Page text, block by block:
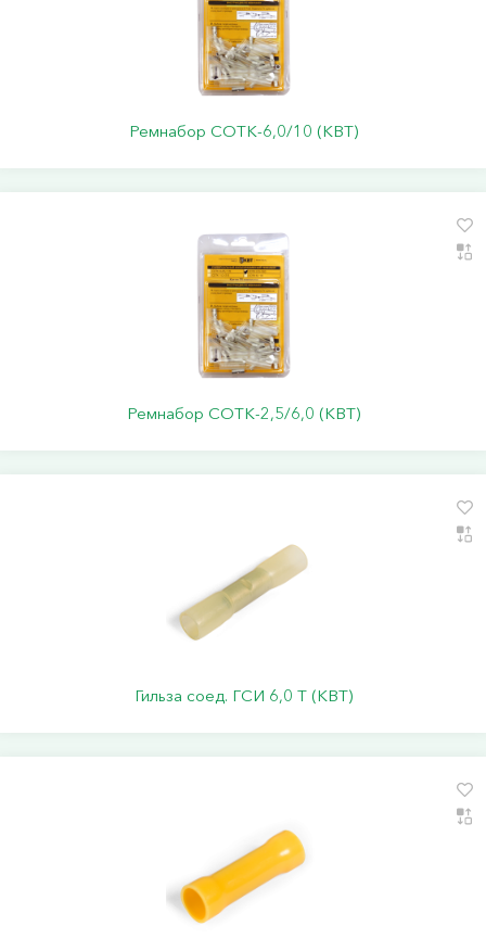
Ремнабор СОТК-6,0/10 (КВТ)
Ремнабор СОТК-2,5/6,0 (КВТ)
Гильза соед. ГСИ 6,0 Т (КВТ)